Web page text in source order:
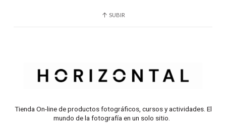
Respiración mínima de concentración
2 elementos UD para minimizar la aberración
cromática
de borde a borde
Incluye un soporte de filtro de gel trasero
SUBIR
Tienda On-line de productos fotográficos, cursos y actividades. El
mundo de la fotografía en un solo sitio.